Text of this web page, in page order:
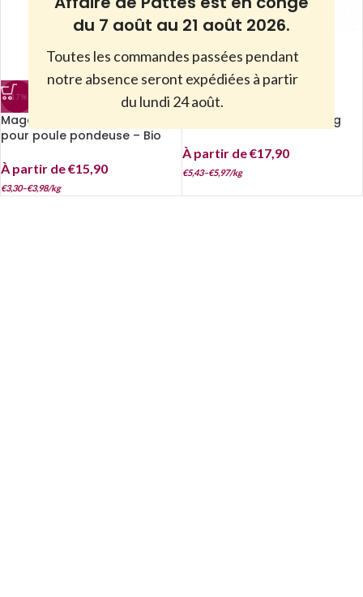
du 7 août au 21 août 2026.
Toutes les commandes passées pendant
notre absence seront expédiées à partir
du lundi 24 août.
-17%
Magalli – Aliment complet
pour poule pondeuse – Bio
À partir de€15,90
€3,30–€3,98/kg
Magalli – Poul’Tri Bio – 3 kg
À partir de€17,90
€5,43–€5,97/kg